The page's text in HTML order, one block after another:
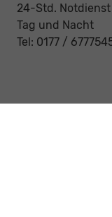
24-Std. Notdienst
Tag und Nacht
Tel: 0177 /